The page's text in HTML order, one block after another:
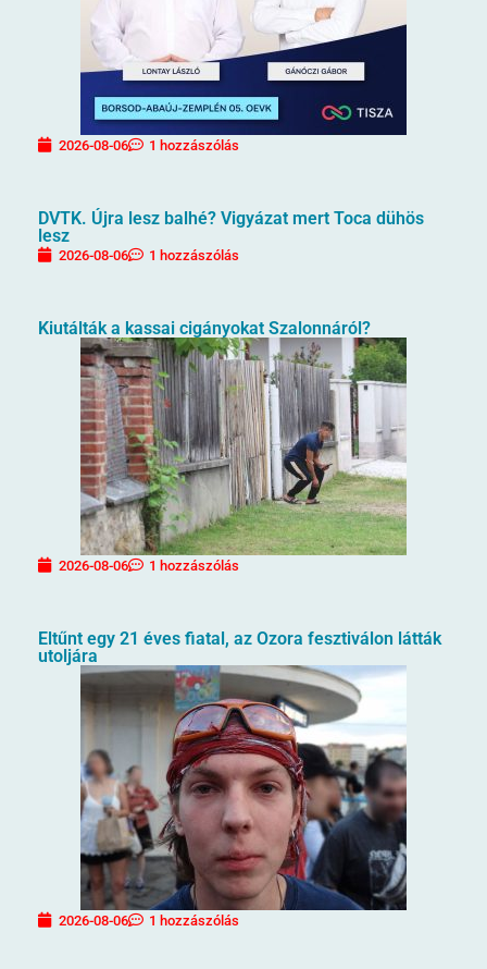
2026-08-06 1 hozzászólás
DVTK. Újra lesz balhé? Vigyázat mert Toca dühös
lesz
2026-08-06 1 hozzászólás
Kiutálták a kassai cigányokat Szalonnáról?
2026-08-06 1 hozzászólás
Eltűnt egy 21 éves fiatal, az Ozora fesztiválon látták
utoljára
2026-08-06 1 hozzászólás